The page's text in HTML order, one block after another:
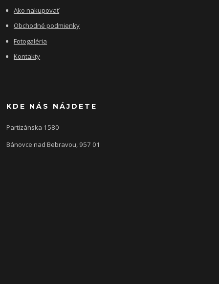
Ako nakupovať
Obchodné podmienky
Fotogaléria
Kontakty
KDE NÁS NÁJDETE
Partizánska 1580
Bánovce nad Bebravou, 957 01